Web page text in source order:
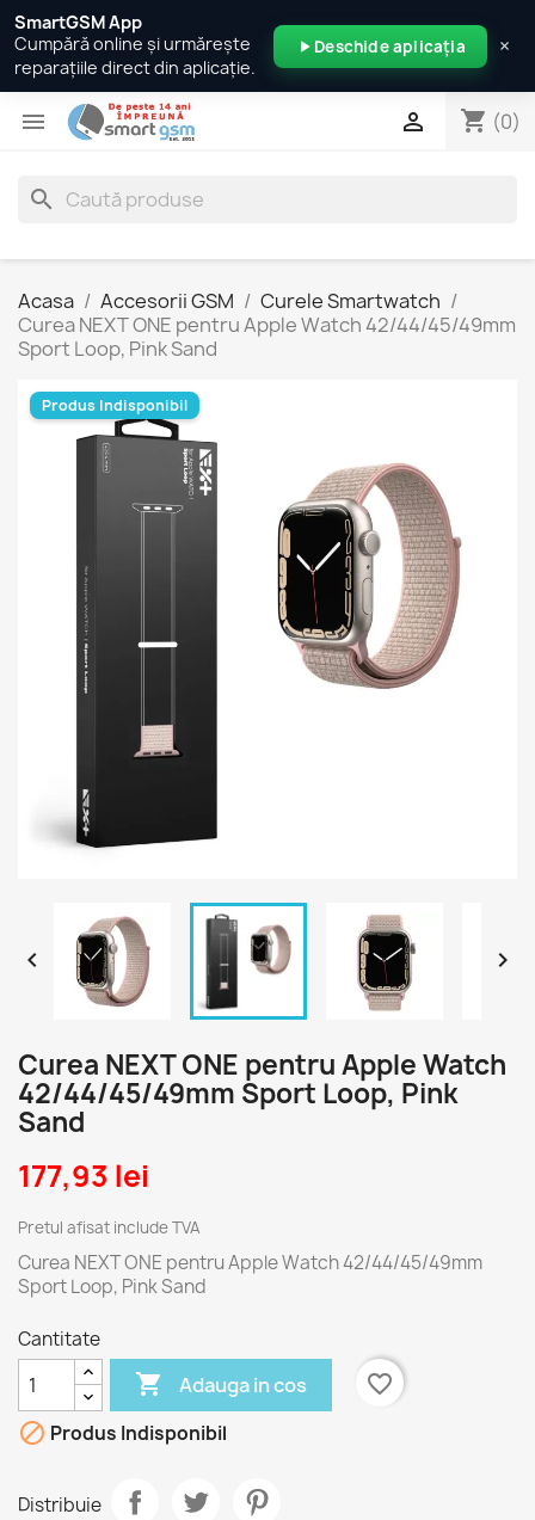
 shopping_cart (0)

search
Acasa Accesorii GSM
Curele Smartwatch
Curea NEXT ONE pentru Apple Watch 42/44/45/49mm
Sport Loop, Pink Sand
Produs Indisponibil
 
Curea NEXT ONE pentru Apple Watch
42/44/45/49mm Sport Loop, Pink
Sand
177,93 lei
Pretul afisat include TVA
Curea NEXT ONE pentru Apple Watch 42/44/45/49mm
Sport Loop, Pink Sand
Cantitate
 Adauga in cos
favorite_border
 Produs Indisponibil
Distribuie
SmartGSM App
Cumpără online și urmărește
reparațiile direct din aplicație.
Deschide aplicația ×